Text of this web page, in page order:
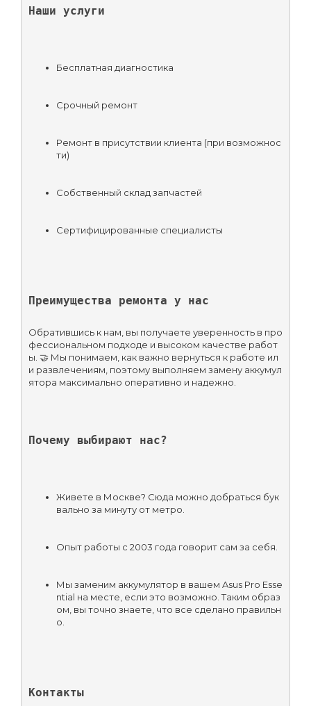
Наши услуги
Бесплатная диагностика
Срочный ремонт
Ремонт в присутствии клиента (при возможнос
ти)
Собственный склад запчастей
Сертифицированные специалисты
Преимущества ремонта у нас
Обратившись к нам, вы получаете уверенность в про
фессиональном подходе и высоком качестве работ
ы. 🤝 Мы понимаем, как важно вернуться к работе ил
и развлечениям, поэтому выполняем замену аккумул
ятора максимально оперативно и надежно.
Почему выбирают нас?
Живете в Москве? Сюда можно добраться бук
вально за минуту от метро.
Опыт работы с 2003 года говорит сам за себя.
Мы заменим аккумулятор в вашем Asus Pro Esse
ntial на месте, если это возможно. Таким образ
ом, вы точно знаете, что все сделано правильн
о.
Контакты